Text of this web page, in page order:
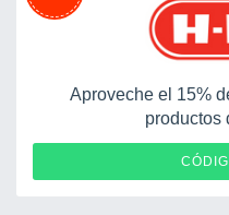
Aproveche el 15%
productos